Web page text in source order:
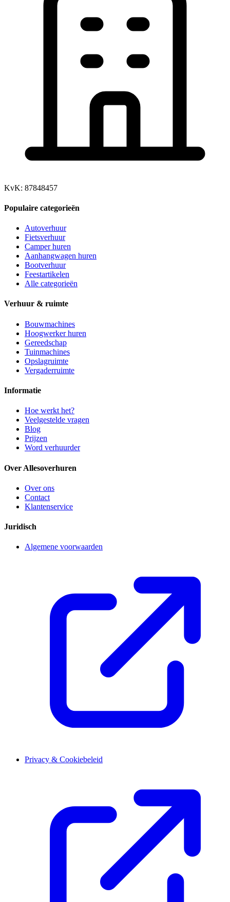
KvK: 87848457
Populaire categorieën
Autoverhuur
Fietsverhuur
Camper huren
Aanhangwagen huren
Bootverhuur
Feestartikelen
Alle categorieën
Verhuur & ruimte
Bouwmachines
Hoogwerker huren
Gereedschap
Tuinmachines
Opslagruimte
Vergaderruimte
Informatie
Hoe werkt het?
Veelgestelde vragen
Blog
Prijzen
Word verhuurder
Over Allesoverhuren
Over ons
Contact
Klantenservice
Juridisch
Algemene voorwaarden
Privacy & Cookiebeleid